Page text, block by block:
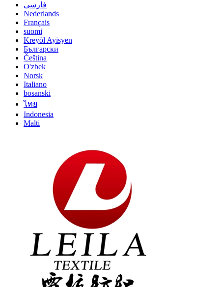
فارسی
Nederlands
Français
suomi
Kreyòl Ayisyen
Български
Čeština
O'zbek
Norsk
Italiano
bosanski
ไทย
Indonesia
Malti